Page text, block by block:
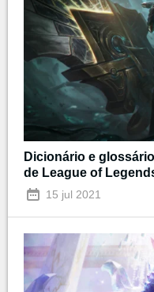
Dicionário e
de League of
15 jul 2021